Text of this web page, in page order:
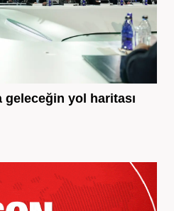
geleceğin yol haritası